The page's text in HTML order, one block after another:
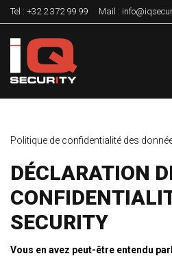
Tel : +32 2 372 99 99 Mail :
Politique de confidentialité des
DÉCLARATION
SECURITY
Vous en avez peut-être entendu